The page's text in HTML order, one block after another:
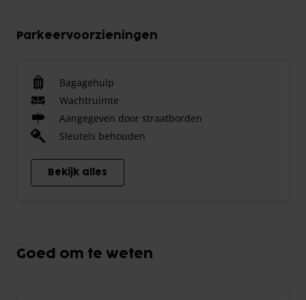
Parkeervoorzieningen
Bagagehulp
Wachtruimte
Aangegeven door straatborden
Sleutels behouden
Bekijk alles
Goed om te weten